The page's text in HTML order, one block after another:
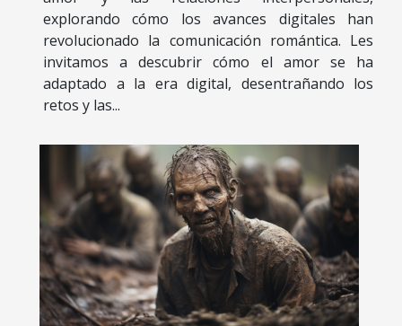
explorando cómo los avances digitales han
revolucionado la comunicación romántica. Les
invitamos a descubrir cómo el amor se ha
adaptado a la era digital, desentrañando los
retos y las...